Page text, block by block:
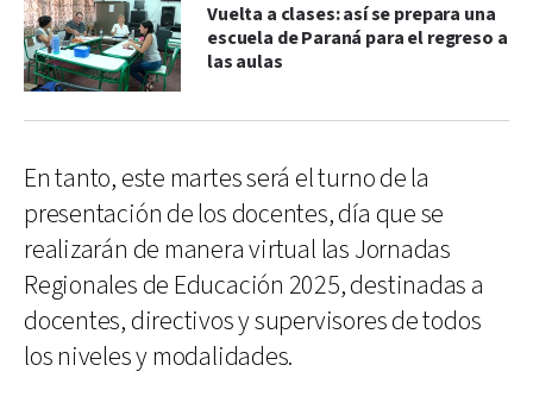
Vuelta a clases: así se prepara una
escuela de Paraná para el regreso a
las aulas
En tanto, este martes será el turno de la
presentación de los docentes, día que se
realizarán de manera virtual las Jornadas
Regionales de Educación 2025, destinadas a
docentes, directivos y supervisores de todos
los niveles y modalidades.